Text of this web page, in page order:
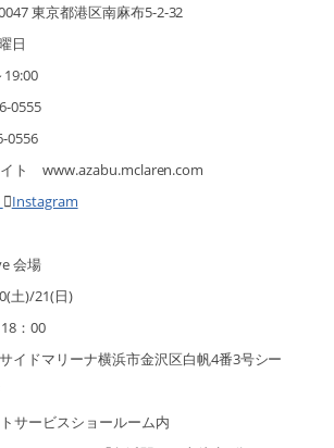
東京都港区南麻布5-2-32
日
0555
ト www.azabu.mclaren.com
Instagram
会場
土)/21(日)
：00
ドマリーナ横浜市金沢区白帆4番3号シー
サービスショールーム内